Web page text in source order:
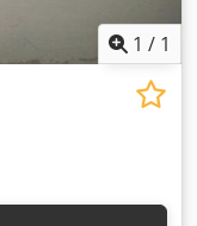
1 / 1